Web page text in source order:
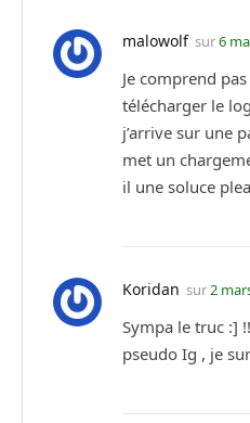
malowolf sur6
Je comprend
télécharger le
j’arrive sur une
met un
il une soluce
Koridan sur2
Sympa le truc :]
pseudo Ig , je